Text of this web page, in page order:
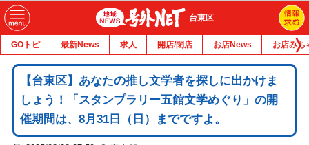
台東区
GOトピ 最新News 求人 開店/閉店 お店News お店みち
【台東区】あなたの推し文学者を探しに出かけま
しょう！「スタンプラリー五館文学めぐり」の開
催期間は、8月31日（日）までですよ。